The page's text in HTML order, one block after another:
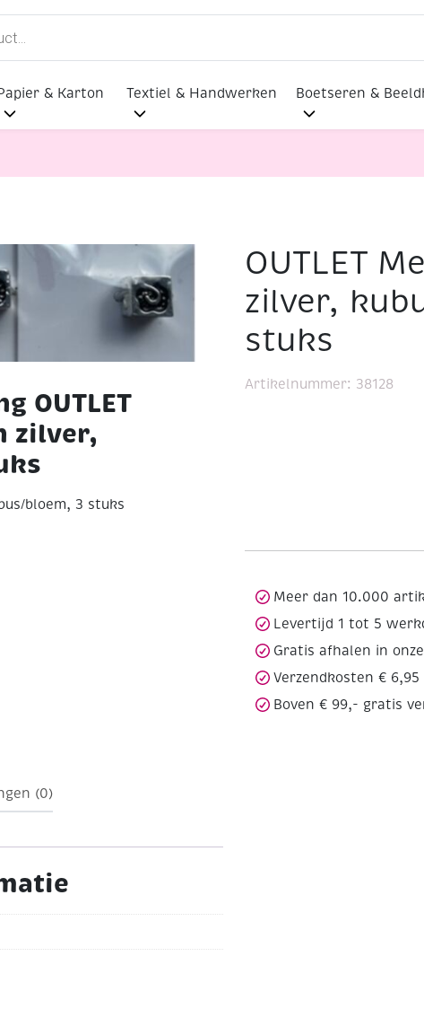
& Karton Textiel & Handwerken Boetseren &
sierkralen zilver, kubus/bloem, 3 stuks
OUTLET
zilver,
bloem, 3 stuks
OUTLET
zilver,
stuks
Artikelnummer: 38128
Meer dan 10.000
Levertijd 1 tot 5
Gratis afhalen in
Verzendkosten € 6,95
Boven € 99,- gratis
(0)